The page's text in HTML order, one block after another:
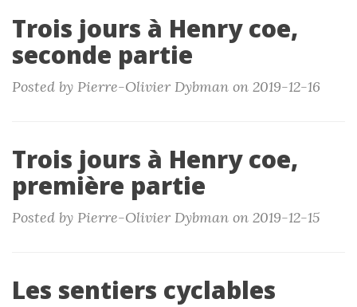
Trois jours à Henry coe,
seconde partie
Posted by Pierre-Olivier Dybman on 2019-12-16
Trois jours à Henry coe,
première partie
Posted by Pierre-Olivier Dybman on 2019-12-15
Les sentiers cyclables